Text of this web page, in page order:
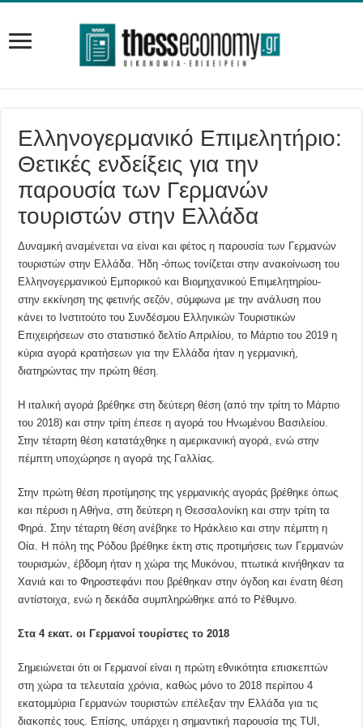
Ελληνογερμανικό Επιμελητήριο:
Θετικές ενδείξεις για την
παρουσία των Γερμανών
τουριστών στην Ελλάδα
Δυναμική αναμένεται να είναι και φέτος η παρουσία των Γερμανών
τουριστών στην Ελλάδα. Ήδη -όπως τονίζεται στην ανακοίνωση του
Ελληνογερμανικού Εμπορικού και Βιομηχανικού Επιμελητηρίου-
στην εκκίνηση της φετινής σεζόν, σύμφωνα με την ανάλυση που
κάνει το Ινστιτούτο του Συνδέσμου Ελληνικών Τουριστικών
Επιχειρήσεων στο στατιστικό δελτίο Απριλίου, το Μάρτιο του 2019 η
κύρια αγορά κρατήσεων για την Ελλάδα ήταν η γερμανική,
διατηρώντας την πρώτη θέση.
Η ιταλική αγορά βρέθηκε στη δεύτερη θέση (από την τρίτη το Μάρτιο
του 2018) και στην τρίτη έπεσε η αγορά του Ηνωμένου Βασιλείου.
Στην τέταρτη θέση κατατάχθηκε η αμερικανική αγορά, ενώ στην
πέμπτη υποχώρησε η αγορά της Γαλλίας.
Στην πρώτη θέση προτίμησης της γερμανικής αγοράς βρέθηκε όπως
και πέρυσι η Αθήνα, στη δεύτερη η Θεσσαλονίκη και στην τρίτη τα
Φηρά. Στην τέταρτη θέση ανέβηκε το Ηράκλειο και στην πέμπτη η
Οία. Η πόλη της Ρόδου βρέθηκε έκτη στις προτιμήσεις των Γερμανών
τουρισμών, έβδομη ήταν η χώρα της Μυκόνου, πτωτικά κινήθηκαν τα
Χανιά και το Φηροστεφάνι που βρέθηκαν στην όγδοη και ένατη θέση
αντίστοιχα, ενώ η δεκάδα συμπληρώθηκε από το Ρέθυμνο.
Στα 4 εκατ. οι Γερμανοί τουρίστες το 2018
Σημειώνεται ότι οι Γερμανοί είναι η πρώτη εθνικότητα επισκεπτών
στη χώρα τα τελευταία χρόνια, καθώς μόνο το 2018 περίπου 4
εκατομμύρια Γερμανών τουριστών επέλεξαν την Ελλάδα για τις
διακοπές τους. Επίσης, υπάρχει η σημαντική παρουσία της TUI,